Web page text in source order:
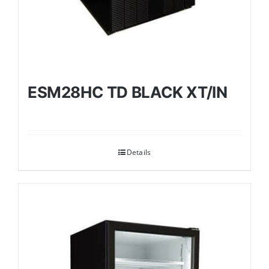
ESM28HC TD BLACK XT/IN
Details